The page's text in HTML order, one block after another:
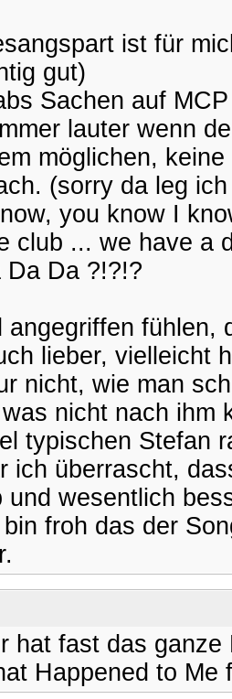
ist für
gut)
Sachen auf
lauter wenn
möglichen,
(sorry da leg
you know I
club ... we have a
Da Da ?!?!?
angegriffen fühlen,
lieber, vielleicht
nicht, wie man
nicht nach ihm
typischen Stefan
ich überrascht,
und wesentlich
froh das der
hat fast das
Happened to